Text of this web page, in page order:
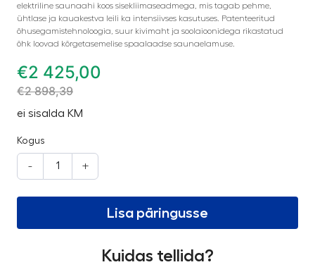
elektriline saunaahi koos sisekliimaseadmega, mis tagab pehme,
ühtlase ja kauakestva leili ka intensiivses kasutuses. Patenteeritud
õhusegamistehnoloogia, suur kivimaht ja soolaioonidega rikastatud
õhk loovad kõrgetasemelise spaalaadse saunaelamuse.
€2 425,00
€2 898,39
ei sisalda KM
Kogus
- +
Lisa päringusse
Kuidas tellida?